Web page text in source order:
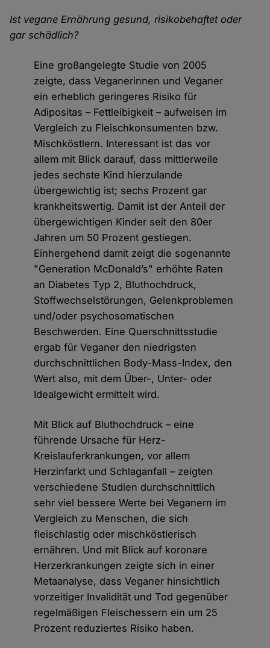
Ist vegane Ernährung gesund, risikobehaftet oder
gar schädlich?
Eine großangelegte Studie von 2005
zeigte, dass Veganerinnen und Veganer
ein erheblich geringeres Risiko für
Adipositas – Fettleibigkeit – aufweisen im
Vergleich zu Fleischkonsumenten bzw.
Mischköstlern. Interessant ist das vor
allem mit Blick darauf, dass mittlerweile
jedes sechste Kind hierzulande
übergewichtig ist; sechs Prozent gar
krankheitswertig. Damit ist der Anteil der
übergewichtigen Kinder seit den 80er
Jahren um 50 Prozent gestiegen.
Einhergehend damit zeigt die sogenannte
"Generation McDonald’s" erhöhte Raten
an Diabetes Typ 2, Bluthochdruck,
Stoffwechselstörungen, Gelenkproblemen
und/oder psychosomatischen
Beschwerden. Eine Querschnittsstudie
ergab für Veganer den niedrigsten
durchschnittlichen Body-Mass-Index, den
Wert also, mit dem Über-, Unter- oder
Idealgewicht ermittelt wird.
Mit Blick auf Bluthochdruck – eine
führende Ursache für Herz-
Kreislauferkrankungen, vor allem
Herzinfarkt und Schlaganfall – zeigten
verschiedene Studien durchschnittlich
sehr viel bessere Werte bei Veganern im
Vergleich zu Menschen, die sich
fleischlastig oder mischköstlerisch
ernähren. Und mit Blick auf koronare
Herzerkrankungen zeigte sich in einer
Metaanalyse, dass Veganer hinsichtlich
vorzeitiger Invalidität und Tod gegenüber
regelmäßigen Fleischessern ein um 25
Prozent reduziertes Risiko haben.